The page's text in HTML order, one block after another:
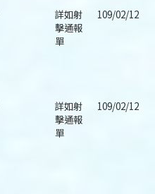
詳如射
擊通報
單
109/02/12
詳如射
擊通報
單
109/02/12